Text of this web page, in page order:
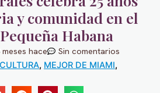
y comunidad en el
Habana
meses hace Sin comentarios
, MEJOR DE MIAMI,